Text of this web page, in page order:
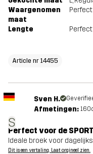
Waargenomen
maat
Perfect
Lengte Perfect
Article nr 14455
S
Sven H.
Afmetingen:
Perfect voor de
Ideale broek voor
Dit is een vertaling. Laat orgineel zien.